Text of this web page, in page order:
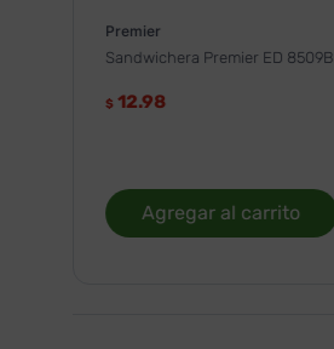
Premier
Sandwichera Premier ED 8509B
$ 12.98
Agregar al carrito